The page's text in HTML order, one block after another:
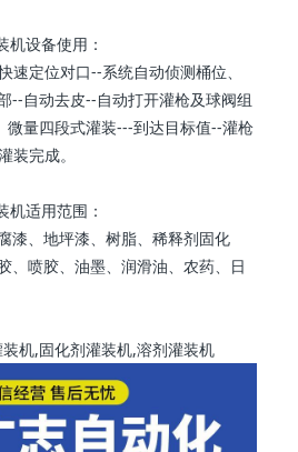
机设备使用：
速定位对口--系统自动侦测桶位、
--自动去皮--自动打开灌枪及球阀组
微量四段式灌装---到达目标值--灌枪
装完成。
机适用范围：
漆、地坪漆、树脂、稀释剂固化
、喷胶、油墨、润滑油、农药、日